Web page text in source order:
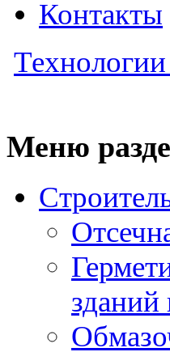
Контакты
Меню